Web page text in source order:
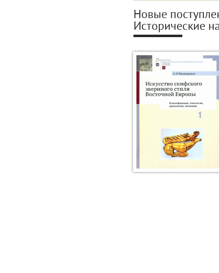
Новые
Исторические